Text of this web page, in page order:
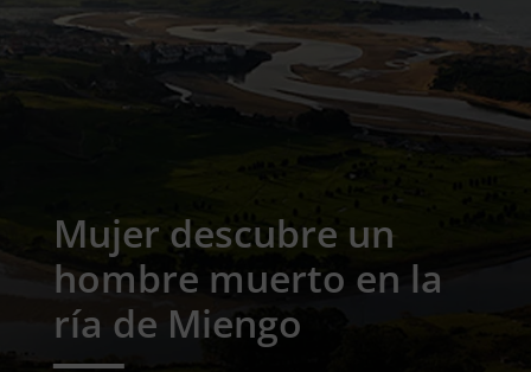
Mujer descubre un
hombre muerto en la
ría de Miengo